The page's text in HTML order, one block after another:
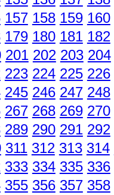
157 158 159 160
179 180 181 182
201 202 203 204
223 224 225 226
245 246 247 248
267 268 269 270
289 290 291 292
311 312 313 314
333 334 335 336
355 356 357 358